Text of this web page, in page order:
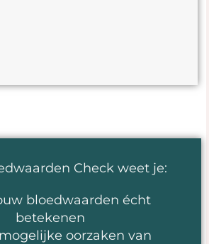
Check weet je:
bloedwaarden écht
betekenen
oorzaken van